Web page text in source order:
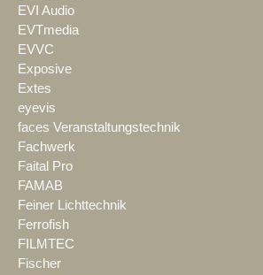
EVI Audio
EVTmedia
EVVC
Exposive
Extes
eyevis
faces Veranstaltungstechnik
Fachwerk
Faital Pro
FAMAB
Feiner Lichttechnik
Ferrofish
FILMTEC
Fischer